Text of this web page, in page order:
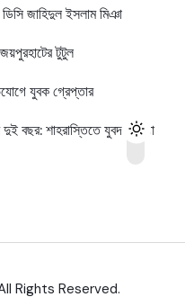
জাহিদুল ইসলাম মিঞা
টুটুল
যুবক গ্রেপ্তার
বছর: শাহরাস্তিতে যুবদল নেতা
Rights Reserved.